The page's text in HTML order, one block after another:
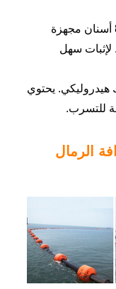
لرأس القطع الواحد، هناك 5 شفرات، 8 أسنان مجهزة
لإثبات سهل
يحتوي
للتسرب.
الرمال